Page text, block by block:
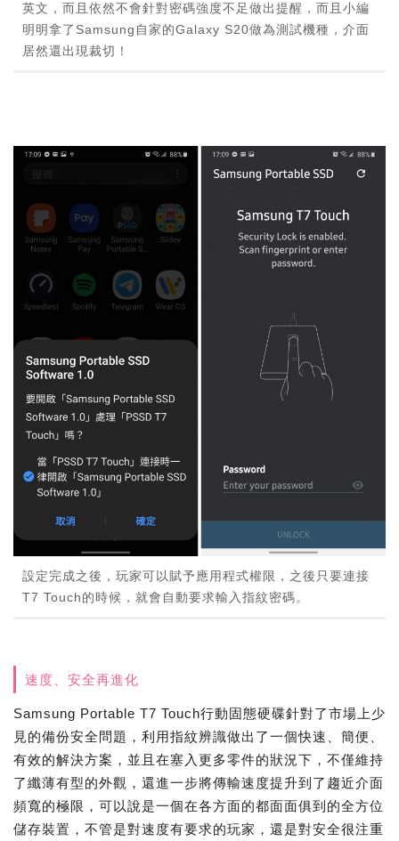
英文，而且依然不會針對密碼強度不足做出提醒，而且小編
明明拿了Samsung自家的Galaxy S20做為測試機種，介面
居然還出現裁切！
設定完成之後，玩家可以賦予應用程式權限，之後只要連接
T7 Touch的時候，就會自動要求輸入指紋密碼。
速度、安全再進化
Samsung Portable T7 Touch行動固態硬碟針對了市場上少
見的備份安全問題，利用指紋辨識做出了一個快速、簡便、
有效的解決方案，並且在塞入更多零件的狀況下，不僅維持
了纖薄有型的外觀，還進一步將傳輸速度提升到了趨近介面
頻寬的極限，可以說是一個在各方面的都面面俱到的全方位
儲存裝置，不管是對速度有要求的玩家，還是對安全很注重